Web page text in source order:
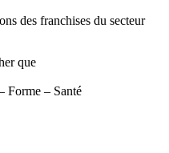
des franchises du secteur
que
Forme – Santé